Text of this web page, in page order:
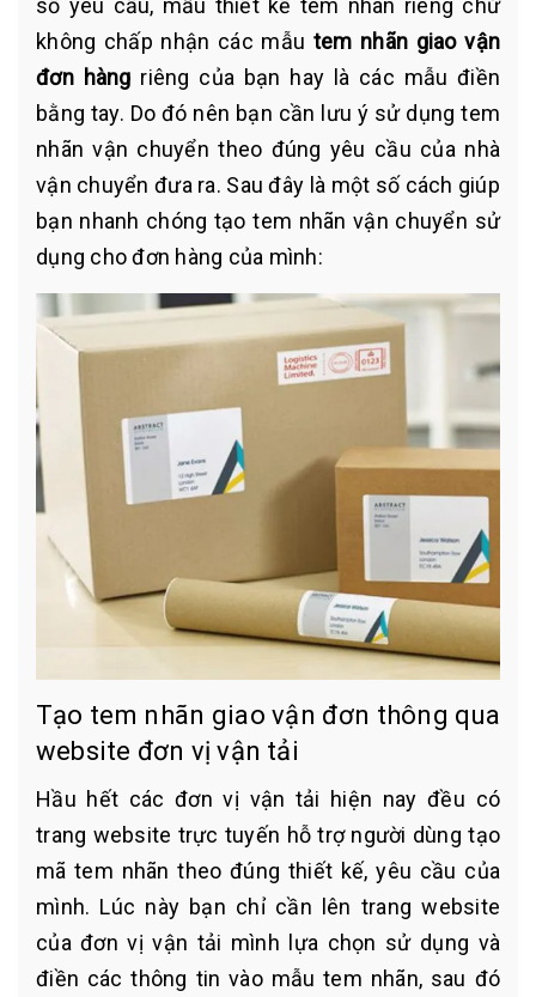
số yêu cầu, mẫu thiết kế tem nhãn riêng chứ
không chấp nhận các mẫu tem nhãn giao vận
đơn hàng riêng của bạn hay là các mẫu điền
bằng tay. Do đó nên bạn cần lưu ý sử dụng tem
nhãn vận chuyển theo đúng yêu cầu của nhà
vận chuyển đưa ra. Sau đây là một số cách giúp
bạn nhanh chóng tạo tem nhãn vận chuyển sử
dụng cho đơn hàng của mình:
Tạo tem nhãn giao vận đơn thông qua
website đơn vị vận tải
Hầu hết các đơn vị vận tải hiện nay đều có
trang website trực tuyến hỗ trợ người dùng tạo
mã tem nhãn theo đúng thiết kế, yêu cầu của
mình. Lúc này bạn chỉ cần lên trang website
của đơn vị vận tải mình lựa chọn sử dụng và
điền các thông tin vào mẫu tem nhãn, sau đó